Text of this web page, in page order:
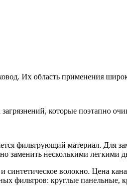
Их область применения
которые поэтапно
фильтрующий материал. Для
заменить несколькими легкими
волокно. Цена
фильтров: круглые